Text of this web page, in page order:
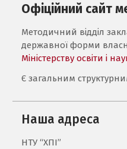
Офіційний сайт
Методичний відділ
державної форми
Міністерству освіти і
Є загальним
Наша адреса
НТУ “ХПІ”